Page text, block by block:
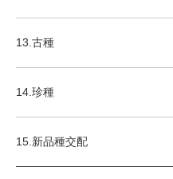
13.古種
14.珍種
15.新品種交配